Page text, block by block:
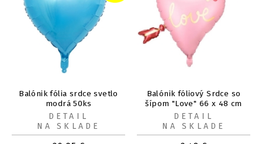
Balónik fólia srdce svetlo
modrá 50ks
DETAIL
NA SKLADE
Balónik fóliový Srdce so
šípom "Love" 66 x 48 cm
DETAIL
NA SKLADE